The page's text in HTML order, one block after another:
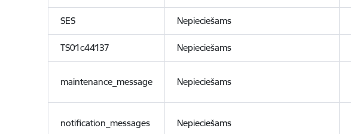
SES Nepieciešams
TS01c44137 Nepieciešams
maintenance_message Nepieciešams
notification_messages Nepieciešams